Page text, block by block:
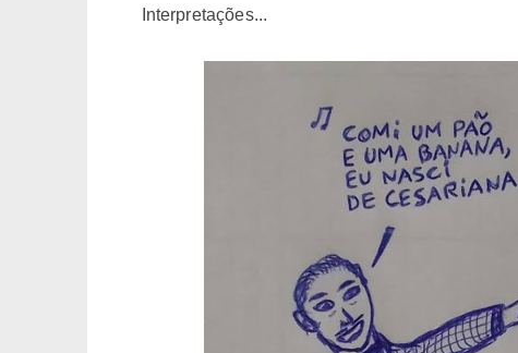
Interpretações...